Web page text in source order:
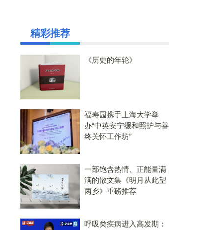
精彩推荐
《历史的年轮》
福寿园携手上海大学举
办“中英安宁缓和照护与善
终关怀工作坊”
一部饱含热情、正能量满
满的散文集《明月从此望
两乡》重磅推荐
呼吸类疾病进入高发期：